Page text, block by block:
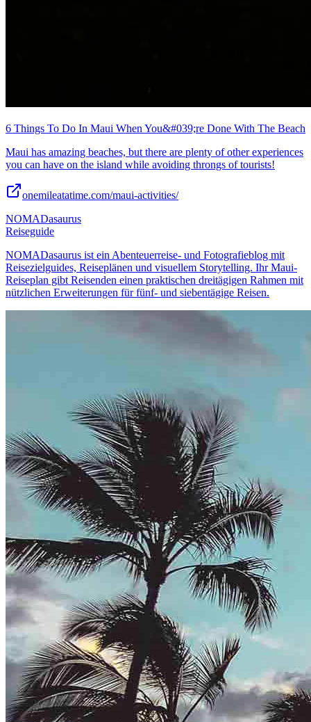
6 Things To Do In Maui When You&#039;re Done With The Beach
Maui has amazing beaches, but there are plenty of other experiences
you can have on the island while avoiding throngs of tourists!
onemileatatime.com/maui-activities/
NOMADasaurus
Reiseguide
NOMADasaurus ist ein Abenteuerreise- und Fotografieblog mit
Reisezielguides, Reiseplänen und visuellem Storytelling. Ihr Maui-
Reiseplan gibt Reisenden einen praktischen dreitägigen Rahmen mit
nützlichen Erweiterungen für fünf- und siebentägige Reisen.